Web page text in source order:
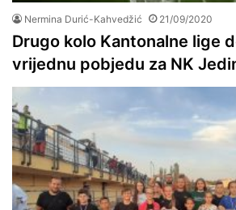
Nermina Durić-Kahvedžić 21/09/2020
Drugo kolo Kantonalne lige
vrijednu pobjedu za NK